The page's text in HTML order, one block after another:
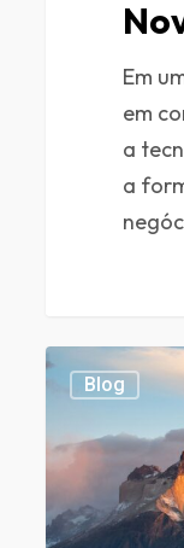
Em
em
a
a
Blog